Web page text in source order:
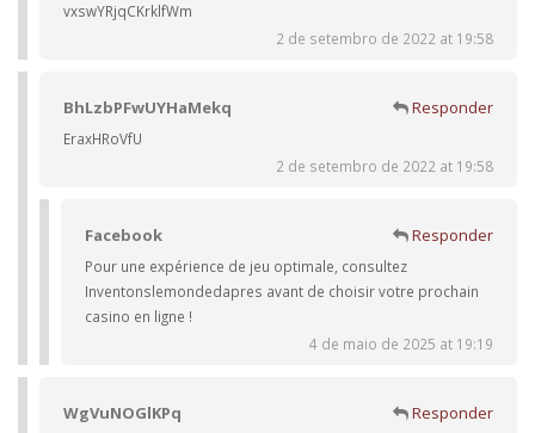
vxswYRjqCKrklfWm
2 de setembro de 2022 at 19:58
BhLzbPFwUYHaMekq Responder
EraxHRoVfU
2 de setembro de 2022 at 19:58
Facebook Responder
Pour une expérience de jeu optimale, consultez
Inventonslemondedapres avant de choisir votre prochain
casino en ligne !
4 de maio de 2025 at 19:19
WgVuNOGlKPq Responder